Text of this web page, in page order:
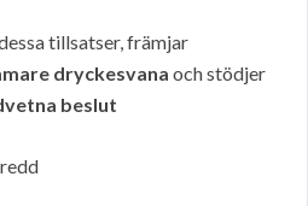
tillsatser, främjar
dryckesvana och stödjer
beslut